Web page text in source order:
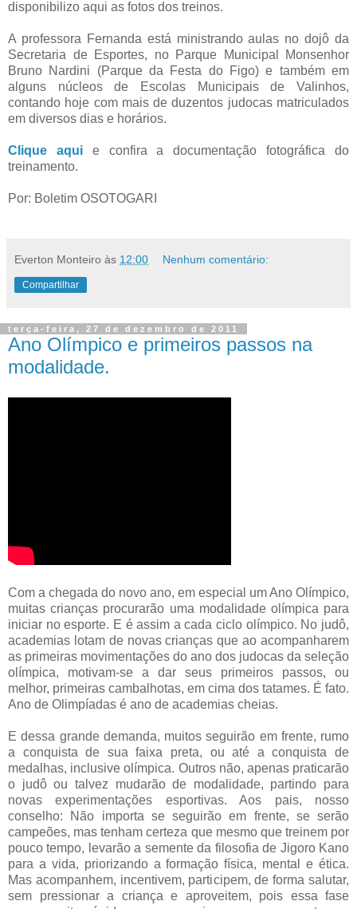
disponibilizo aqui as fotos dos treinos.
A professora Fernanda está ministrando aulas no dojô da
Secretaria de Esportes, no Parque Municipal Monsenhor
Bruno Nardini (Parque da Festa do Figo) e também em
alguns núcleos de Escolas Municipais de Valinhos,
contando hoje com mais de duzentos judocas matriculados
em diversos dias e horários.
Clique aquie confira a documentação fotográfica do
treinamento.
Por: Boletim OSOTOGARI
Everton Monteiro às 12:00 Nenhum comentário:
Compartilhar
terça-feira, 27 de dezembro de 2011
Ano Olímpico e primeiros passos na
modalidade.
Com a chegada do novo ano, em especial um Ano Olímpico,
muitas crianças procurarão uma modalidade olímpica para
iniciar no esporte. E é assim a cada ciclo olímpico. No judô,
academias lotam de novas crianças que ao acompanharem
as primeiras movimentações do ano dos judocas da seleção
olímpica, motivam-se a dar seus primeiros passos, ou
melhor, primeiras cambalhotas, em cima dos tatames. É fato.
Ano de Olimpíadas é ano de academias cheias.
E dessa grande demanda, muitos seguirão em frente, rumo
a conquista de sua faixa preta, ou até a conquista de
medalhas, inclusive olímpica. Outros não, apenas praticarão
o judô ou talvez mudarão de modalidade, partindo para
novas experimentações esportivas. Aos pais, nosso
conselho: Não importa se seguirão em frente, se serão
campeões, mas tenham certeza que mesmo que treinem por
pouco tempo, levarão a semente da filosofia de Jigoro Kano
para a vida, priorizando a formação física, mental e ética.
Mas acompanhem, incentivem, participem, de forma salutar,
sem pressionar a criança e aproveitem, pois essa fase